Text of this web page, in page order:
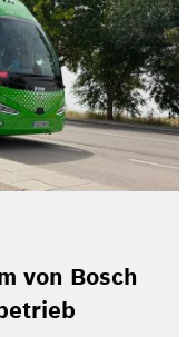
von Bosch